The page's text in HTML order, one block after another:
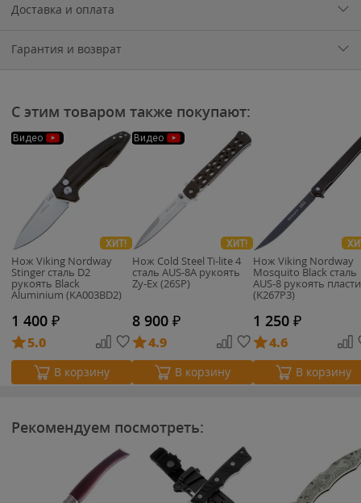
Доставка и оплата
Гарантия и возврат
С этим товаром также покупают:
Видео
ХИТ!
Нож Viking Nordway
Stinger сталь D2
рукоять Black
Aluminium (KA003BD2)
1 400 ₽
5.0
В корзину
Видео
ХИТ!
Нож Cold Steel Ti-lite 4
сталь AUS-8A рукоять
Zy-Ex (26SP)
8 900 ₽
4.9
В корзину
Нож Viking Nordway
Mosquito Black сталь
AUS-8 рукоять
(K267P3)
1 250 ₽
4.6
В корзину
Рекомендуем посмотреть: